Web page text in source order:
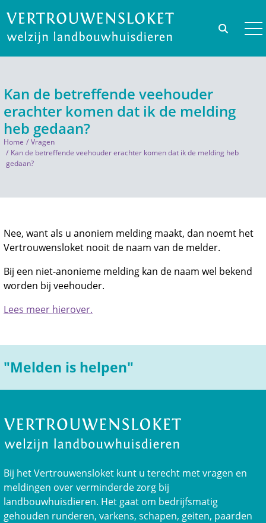
Kan de betreffende veehouder
erachter komen dat ik de melding
heb gedaan?
Home
Vragen
Kan de betreffende veehouder erachter komen dat ik de melding heb
gedaan?
Nee, want als u anoniem melding maakt, dan noemt het
Vertrouwensloket nooit de naam van de melder.
Bij een niet-anonieme melding kan de naam wel bekend
worden bij veehouder.
Lees meer hierover.
"Melden is helpen"
Bij het Vertrouwensloket kunt u terecht met vragen en
meldingen over verminderde zorg bij
landbouwhuisdieren. Het gaat om bedrijfsmatig
gehouden runderen, varkens, schapen, geiten, paarden